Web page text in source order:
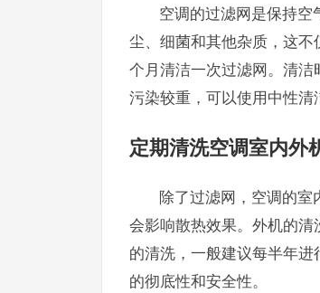
空调的过滤网是保持空
尘、细菌和其他杂质，这
个月清洁一次过滤网。清
污染较重，可以使用中性清
定期清洗空调室内外
除了过滤网，空调的
会影响散热效果。外机的
的清洗，一般建议每半年
的彻底性和安全性。